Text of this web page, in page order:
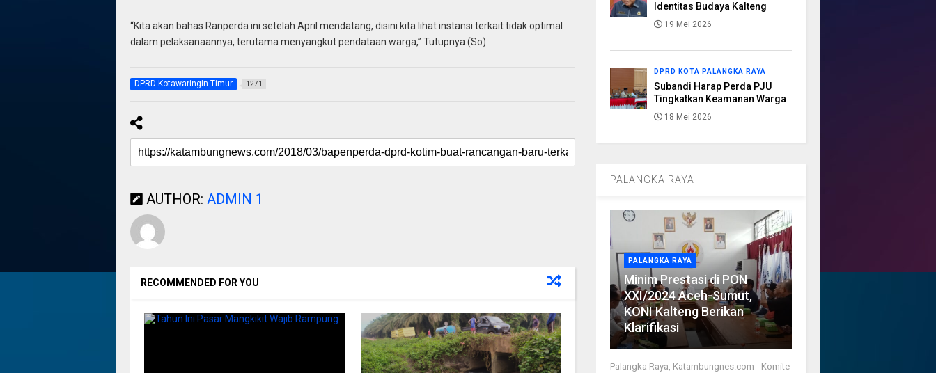
“Kita akan bahas Ranperda ini setelah April mendatang, disini kita lihat instansi terkait tidak optimal
dalam pelaksanaannya, terutama menyangkut pendataan warga,” Tutupnya.(So)
DPRD Kotawaringin Timur 1271
AUTHOR: ADMIN 1
RECOMMENDED FOR YOU
Identitas Budaya Kalteng
19 Mei 2026
DPRD KOTA PALANGKA RAYA
Subandi Harap Perda PJU
Tingkatkan Keamanan Warga
18 Mei 2026
PALANGKA RAYA
PALANGKA RAYA
Minim Prestasi di PON
XXI/2024 Aceh-Sumut,
KONI Kalteng Berikan
Klarifikasi
Palangka Raya, Katambungnes.com - Komite